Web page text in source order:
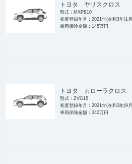
トヨタ ヤリスクロス
型式：MXPB10
初度登録年月：2021年(令和3年)1月
車両保険金額：145万円
トヨタ カローラクロス
型式：ZVG15
初度登録年月：2021年(令和3年)9月
車両保険金額：240万円